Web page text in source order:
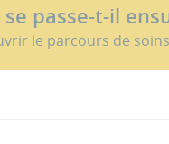
se passe-t-il
le parcours de soins